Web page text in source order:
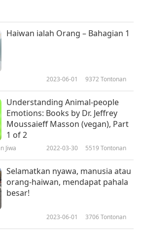
Haiwan ialah Orang – Bahagian 1
2023-06-01 9372 Tontonan
Understanding Animal-people
Emotions: Books by Dr. Jeffrey
Moussaieff Masson (vegan), Part
1 of 2
Jiwa 2022-03-30 5519 Tontonan
Selamatkan nyawa, manusia atau
orang-haiwan, mendapat pahala
besar!
2023-06-01 3706Tontonan